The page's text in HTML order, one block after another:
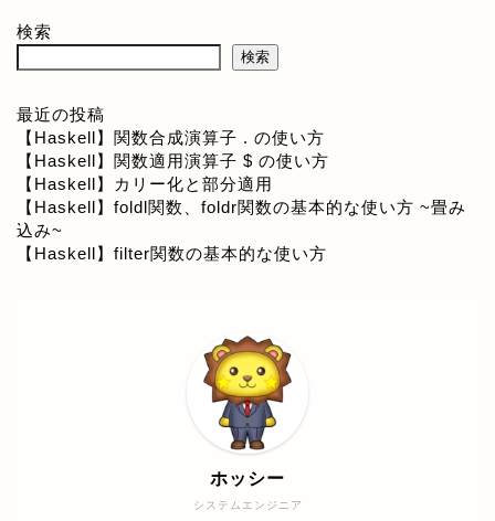
検索
検索
最近の投稿
【Haskell】関数合成演算子 . の使い方
【Haskell】関数適用演算子 $ の使い方
【Haskell】カリー化と部分適用
【Haskell】foldl関数、foldr関数の基本的な使い方 ~畳み
込み~
【Haskell】filter関数の基本的な使い方
システムエンジニア
ホッシー